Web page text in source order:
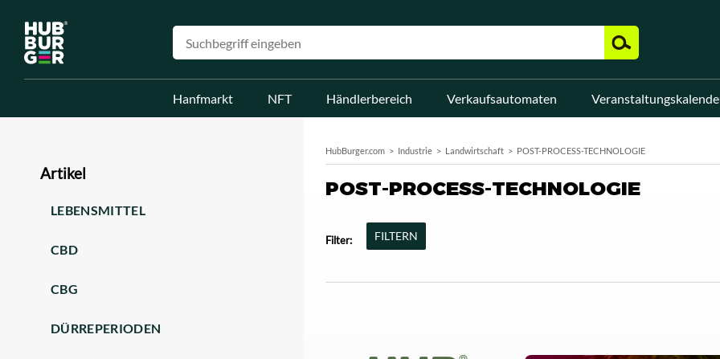
Hanfmarkt NFT Händlerbereich Verkaufsautomaten
Artikel
LEBENSMITTEL
CBD
CBG
DÜRREPERIODEN
HubBurger.com Industrie Landwirtschaft POST-PROCESS-TECHNOLOGIE
POST-PROCESS-TECHNOLOGIE
Filter: FILTERN